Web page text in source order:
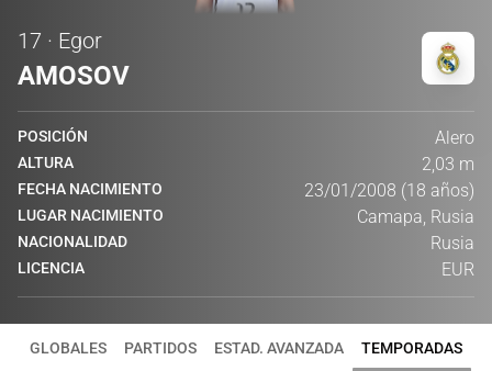
17 · Egor
AMOSOV
POSICIÓN Alero
ALTURA 2,03 m
FECHA NACIMIENTO 23/01/2008 (18 años)
LUGAR NACIMIENTO Camapa, Rusia
NACIONALIDAD Rusia
LICENCIA EUR
GLOBALES PARTIDOS ESTAD. AVANZADA TEMPORADAS